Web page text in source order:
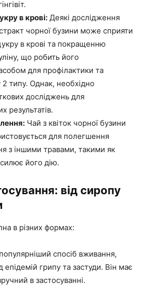
в крові: Деякі дослідження
чорної бузини може сприяти
в крові та покращенню
що робить його
для профілактики та
2 типу. Однак, необхідно
досліджень для
результатів.
Чай з квіток чорної бузини
для полегшення
з іншими травами, такими як
його дію.
від сиропу
в різних формах:
спосіб вживання,
епідемій грипу та застуди. Він має
в застосуванні.